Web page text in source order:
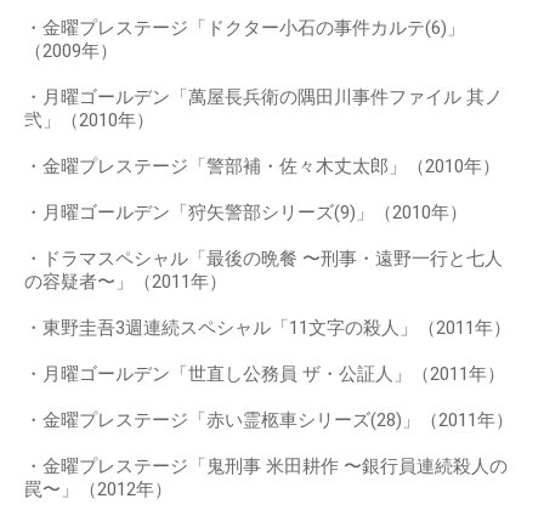
・金曜プレステージ「ドクター小石の事件カルテ(6)」
（2009年）
・月曜ゴールデン「萬屋長兵衛の隅田川事件ファイル 其ノ
弐」（2010年）
・金曜プレステージ「警部補・佐々木丈太郎」（2010年）
・月曜ゴールデン「狩矢警部シリーズ(9)」（2010年）
・ドラマスペシャル「最後の晩餐 〜刑事・遠野一行と七人
の容疑者〜」（2011年）
・東野圭吾3週連続スペシャル「11文字の殺人」（2011年）
・月曜ゴールデン「世直し公務員 ザ・公証人」（2011年）
・金曜プレステージ「赤い霊柩車シリーズ(28)」（2011年）
・金曜プレステージ「鬼刑事 米田耕作 〜銀行員連続殺人の
罠〜」（2012年）